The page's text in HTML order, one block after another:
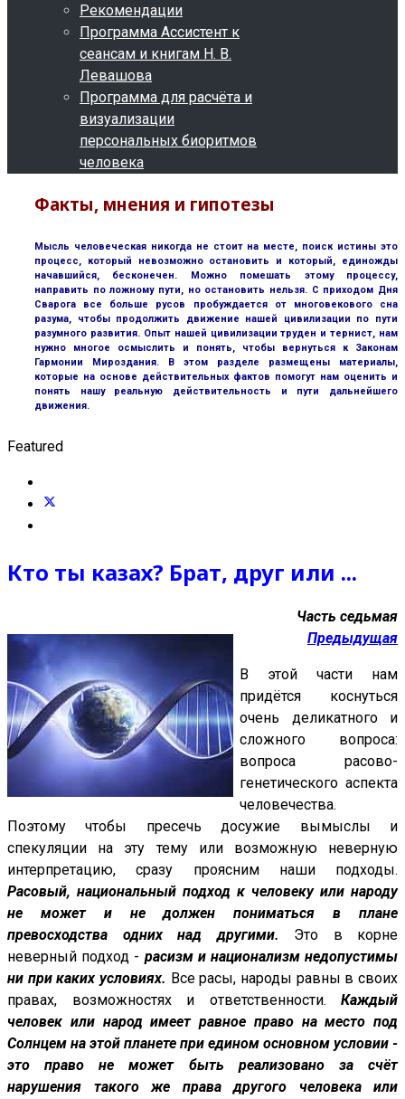
Рекомендации
Программа Ассистент к
сеансам и книгам Н. В.
Левашова
Программа для расчёта и
визуализации
персональных биоритмов
человека
Факты, мнения и гипотезы
Мысль человеческая никогда не стоит на месте, поиск истины это
процесс, который невозможно остановить и который, единожды
начавшийся, бесконечен. Можно помешать этому процессу,
направить по ложному пути, но остановить нельзя. С приходом Дня
Сварога все больше русов пробуждается от многовекового сна
разума, чтобы продолжить движение нашей цивилизации по пути
разумного развития. Опыт нашей цивилизации труден и тернист, нам
нужно многое осмыслить и понять, чтобы вернуться к Законам
Гармонии Мироздания. В этом разделе размещены материалы,
которые на основе действительных фактов помогут нам оценить и
понять нашу реальную действительность и пути дальнейшего
движения.
Featured
Кто ты казах? Брат, друг или ...
Часть седьмая
Предыдущая
В этой части нам
придётся коснуться
очень деликатного и
сложного вопроса:
вопроса расово-
генетического аспекта
человечества.
Поэтому чтобы пресечь досужие вымыслы и
спекуляции на эту тему или возможную неверную
интерпретацию, сразу проясним наши подходы.
Расовый, национальный подход к человеку или народу
не может и не должен пониматься в плане
превосходства одних над другими. Это в корне
неверный подход - расизм и национализм недопустимы
ни при каких условиях. Все расы, народы равны в своих
правах, возможностях и ответственности. Каждый
человек или народ имеет равное право на место под
Солнцем на этой планете при едином основном условии -
это право не может быть реализовано за счёт
нарушения такого же права другого человека или